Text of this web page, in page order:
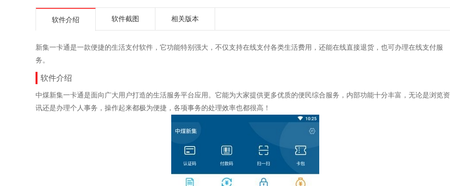
软件介绍 软件截图 相关版本
新集一卡通是一款便捷的生活支付软件，它功能特别强大，不仅支持在线支付各类生活费用，还能在线直接退货，也可办理在线支付服
务。
软件介绍
中煤新集一卡通是面向广大用户打造的生活服务平台应用。它能为大家提供更多优质的便民综合服务，内部功能十分丰富，无论是浏览资
讯还是办理个人事务，操作起来都极为便捷，各项事务的处理效率也都很高！